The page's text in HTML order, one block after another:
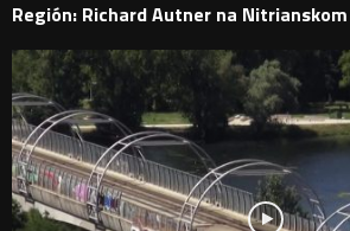
Región: Richard Autner na